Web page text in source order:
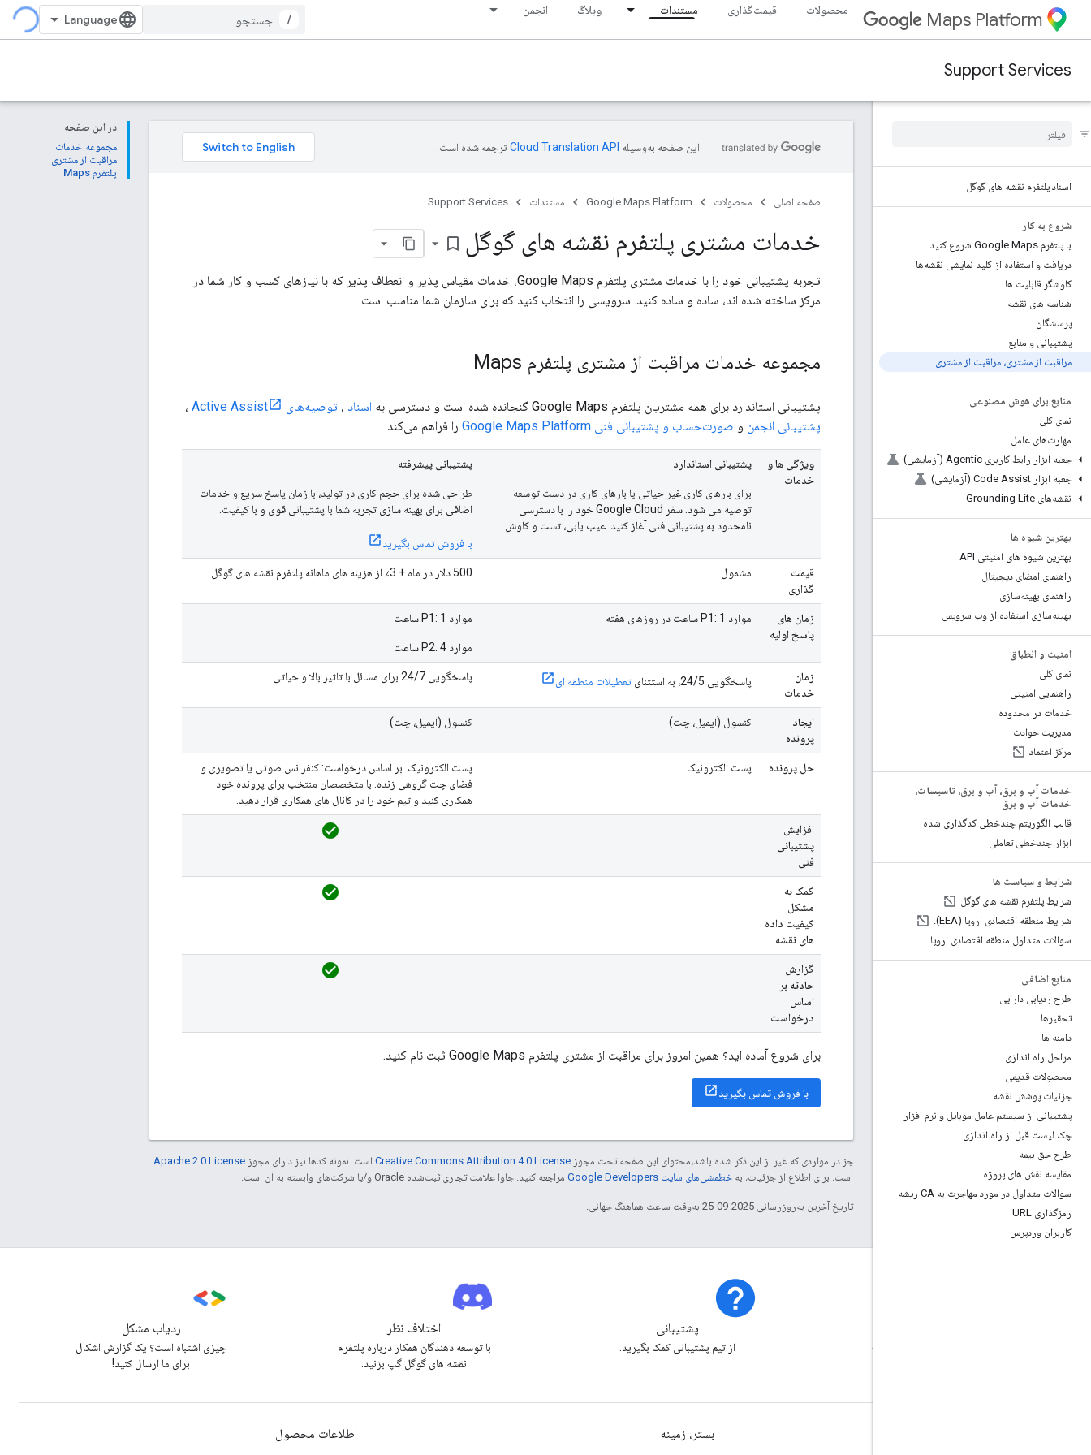
Maps Platform محصولات قیمت‌گذاری مستندات وبلاگ انجمن
/
Support Services
اسناد پلتفرم نقشه های گوگل
شروع به کار
با پلتفرم Google Maps شروع کنید
دریافت و استفاده از کلید نمایشی نقشه‌ها
کاوشگر قابلیت ها
شناسه های نقشه
پرسشگان
پشتیبانی و منابع
مراقبت از مشتری، مراقبت از مشتری
منابع برای هوش مصنوعی
نمای کلی
مهارت‌های عامل
جعبه ابزار رابط کاربری Agentic (آزمایشی)
جعبه ابزار Code Assist (آزمایشی)
نقشه‌های Grounding Lite
بهترین شیوه ها
بهترین شیوه های امنیتی API
راهنمای امضای دیجیتال
راهنمای بهینه‌سازی
بهینه‌سازی استفاده از وب سرویس
امنیت و انطباق
نمای کلی
راهنمایی امنیتی
خدمات در محدوده
مدیریت حوادث
مرکز اعتماد
خدمات آب و برق، آب و برق، تاسیسات،
خدمات آب و برق
قالب الگوریتم چندخطی کدگذاری شده
ابزار چندخطی تعاملی
شرایط و سیاست ها
شرایط پلتفرم نقشه های گوگل
شرایط منطقه اقتصادی اروپا (EEA)
.
سوالات متداول منطقه اقتصادی اروپا
منابع اضافی
طرح ردیابی دارایی
تحقیرها
دامنه ها
مراحل راه اندازی
محصولات قدیمی
جزئیات پوشش نقشه
پشتیبانی از سیستم عامل موبایل و نرم افزار
چک لیست قبل از راه اندازی
طرح حق بیمه
مقایسه نقش های پروژه
سوالات متداول در مورد مهاجرت به CA ریشه
رمزگذاری URL
کاربران وردپرس
در این صفحه
مجموعه خدمات
مراقبت از مشتری
پلتفرم Maps
این صفحه به‌وسیله ترجمه شده است.
صفحه اصلی محصولات Google Maps Platform مستندات Support Services
خدمات مشتری پلتفرم نقشه های گوگل bookmark_border
تجربه پشتیبانی خود را با خدمات مشتری پلتفرم Google Maps، خدمات مقیاس پذیر و انعطاف پذیر که با نیازهای کسب و کار شما در
مرکز ساخته شده اند، ساده و ساده کنید. سرویسی را انتخاب کنید که برای سازمان شما مناسب است.
مجموعه خدمات مراقبت از مشتری پلتفرم Maps
پشتیبانی استاندارد برای همه مشتریان پلتفرم Google Maps گنجانده شده است و دسترسی به اسناد ، توصیه‌های Active Assist
،
پشتیبانی انجمن و صورت‌حساب و پشتیبانی فنی Google Maps Platform را فراهم می‌کند.
ویژگی ها و
خدمات
پشتیبانی استاندارد
برای بارهای کاری غیر حیاتی یا بارهای کاری در دست توسعه
توصیه می شود. سفر Google Cloud خود را با دسترسی
نامحدود به پشتیبانی فنی آغاز کنید. عیب یابی، تست و کاوش.
پشتیبانی پیشرفته
طراحی شده برای حجم کاری در تولید، با زمان پاسخ سریع و خدمات
اضافی برای بهینه سازی تجربه شما با پشتیبانی قوی و با کیفیت.
با فروش تماس بگیرید
قیمت
گذاری
مشمول 500 دلار در ماه + 3٪ از هزینه های ماهانه پلتفرم نقشه های گوگل.
زمان های
پاسخ اولیه
موارد P1: 1 ساعت در روزهای هفته موارد P1: 1 ساعت
موارد P2: 4 ساعت
زمان
خدمات
پاسخگویی 24/5، به استثنای تعطیلات منطقه ای پاسخگویی 24/7 برای مسائل با تاثیر بالا و حیاتی
ایجاد
پرونده
کنسول (ایمیل، چت) کنسول (ایمیل، چت)
حل پرونده پست الکترونیک
پست الکترونیک. بر اساس درخواست: کنفرانس صوتی یا تصویری و
فضای چت گروهی زنده. با متخصصان منتخب برای پرونده خود
همکاری کنید و تیم خود را در کانال های همکاری قرار دهید.
افزایش
پشتیبانی
فنی
check_circle
کمک به
مشکل
کیفیت داده
های نقشه
check_circle
گزارش
حادثه بر
اساس
درخواست
check_circle
برای شروع آماده اید؟ همین امروز برای مراقبت از مشتری پلتفرم Google Maps ثبت نام کنید.
با فروش تماس بگیرید
جز در مواردی که غیر از این ذکر شده باشد،‌محتوای این صفحه تحت مجوز Creative Commons Attribution 4.0 License است. نمونه کدها نیز دارای مجوز Apache 2.0 License
است. برای اطلاع از جزئیات، به خطمشی‌های سایت Google Developers‏ مراجعه کنید. جاوا علامت تجاری ثبت‌شده Oracle و/یا شرکت‌های وابسته به آن است.
تاریخ آخرین به‌روزرسانی 2025-09-25 به‌وقت ساعت هماهنگ جهانی.
از حوادث و قطعی پلت فرم مطلع
پشتیبانی
از تیم پشتیبانی کمک بگیرید.
اختلاف نظر
با توسعه دهندگان همکار درباره پلتفرم
نقشه های گوگل گپ بزنید.
ردیاب مشکل
چیزی اشتباه است؟ یک گزارش اشکال
برای ما ارسال کنید!
بستر، زمینه اطلاعات محصول